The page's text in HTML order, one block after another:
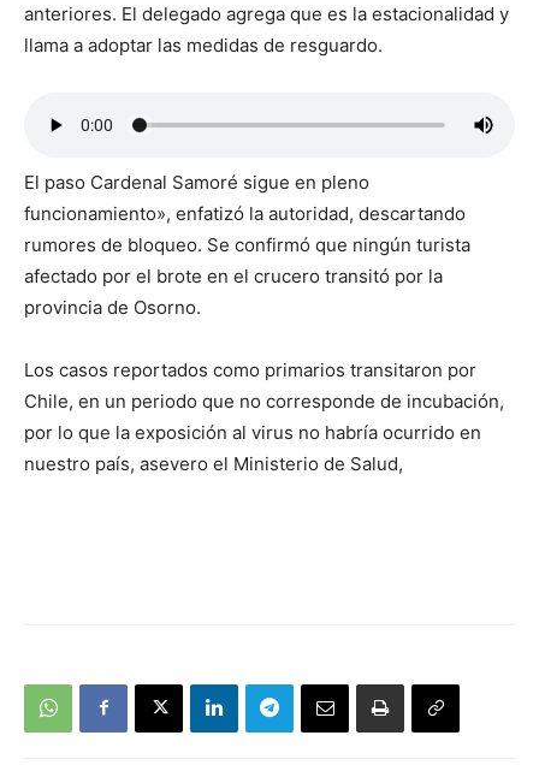
anteriores. El delegado agrega que es la estacionalidad y
llama a adoptar las medidas de resguardo.
El paso Cardenal Samoré sigue en pleno
funcionamiento», enfatizó la autoridad, descartando
rumores de bloqueo. Se confirmó que ningún turista
afectado por el brote en el crucero transitó por la
provincia de Osorno.
Los casos reportados como primarios transitaron por
Chile, en un periodo que no corresponde de incubación,
por lo que la exposición al virus no habría ocurrido en
nuestro país, asevero el Ministerio de Salud,